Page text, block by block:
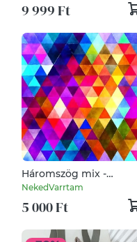
gyöngyvászon/kék
9 999 Ft
Háromszög mix -
vízhatlan gyöngyvászon
NekedVarrtam
5 000 Ft